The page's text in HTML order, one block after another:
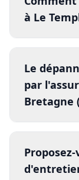
4.
5.
facture
Nos